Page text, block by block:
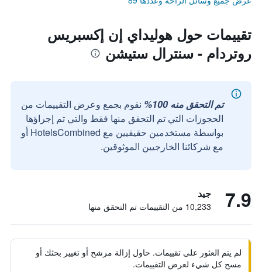
تقييمات حول هوليداي إن إكسبريس
روتردام - سنترال ستيشن
تم التحقق منه 100%
نقوم بجمع وعرض التقييمات من
الحجوزات التي تم التحقق منها فقط والتي تم إجراؤها
بواسطة مستخدمين حقيقيين مع HotelsCombined أو
مع شركائنا الخارجيين الموثوقين.
7.9 جيد
10,233 من التقييمات تم التحقق منها
لم يتم العثور على تقييمات. حاول إزالة مرشح أو تغيير بحثك أو
مسح كل شيء لعرض التقييمات.